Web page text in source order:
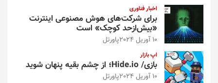
اخبار فناوری
برای شرکت‌های هوش مصنوعی اینترنت
«بیش‌از‌حد کوچک» است
10 آوریل 2024 پاورتل
اپ بازار
بازی/ Hide.io؛ از چشم بقیه پنهان شوید
10 آوریل 2024 پاورتل